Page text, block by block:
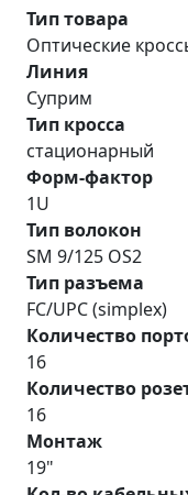
Тип товара
Оптические
Линия
Суприм
Тип кросса
стационарный
Форм-фактор
1U
Тип волокон
SM 9/125 OS2
Тип разъема
FC/UPC (simplex)
Количество
16
Количество
16
Монтаж
19"